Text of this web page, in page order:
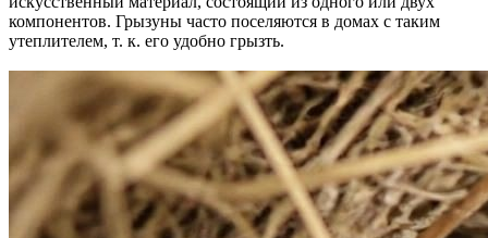
компонентов. Грызуны часто поселяются в домах с таким
утеплителем, т. к. его удобно грызть.